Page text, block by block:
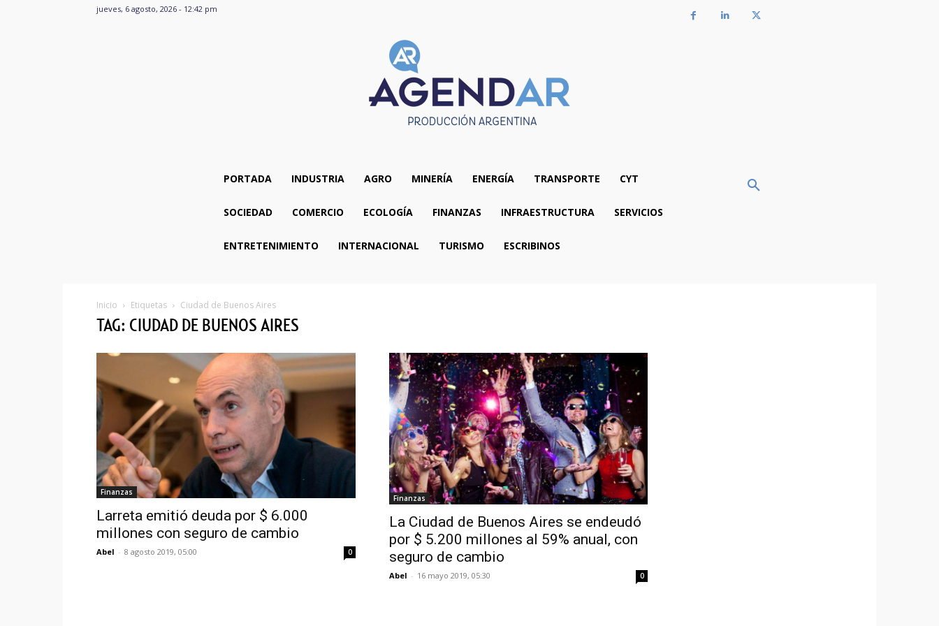
jueves, 6 agosto, 2026 - 12:42 pm
PORTADA INDUSTRIA AGRO MINERÍA ENERGÍA TRANSPORTE CYT
SOCIEDAD COMERCIO ECOLOGÍA FINANZAS INFRAESTRUCTURA SERVICIOS
ENTRETENIMIENTO INTERNACIONAL TURISMO ESCRIBINOS
Inicio Etiquetas Ciudad de Buenos Aires
TAG: CIUDAD DE BUENOS AIRES
Finanzas
Larreta emitió deuda por $ 6.000
millones con seguro de cambio
Abel - 8 agosto 2019, 05:00 0
Finanzas
La Ciudad de Buenos Aires se endeudó
por $ 5.200 millones al 59% anual, con
seguro de cambio
Abel - 16 mayo 2019, 05:30 0